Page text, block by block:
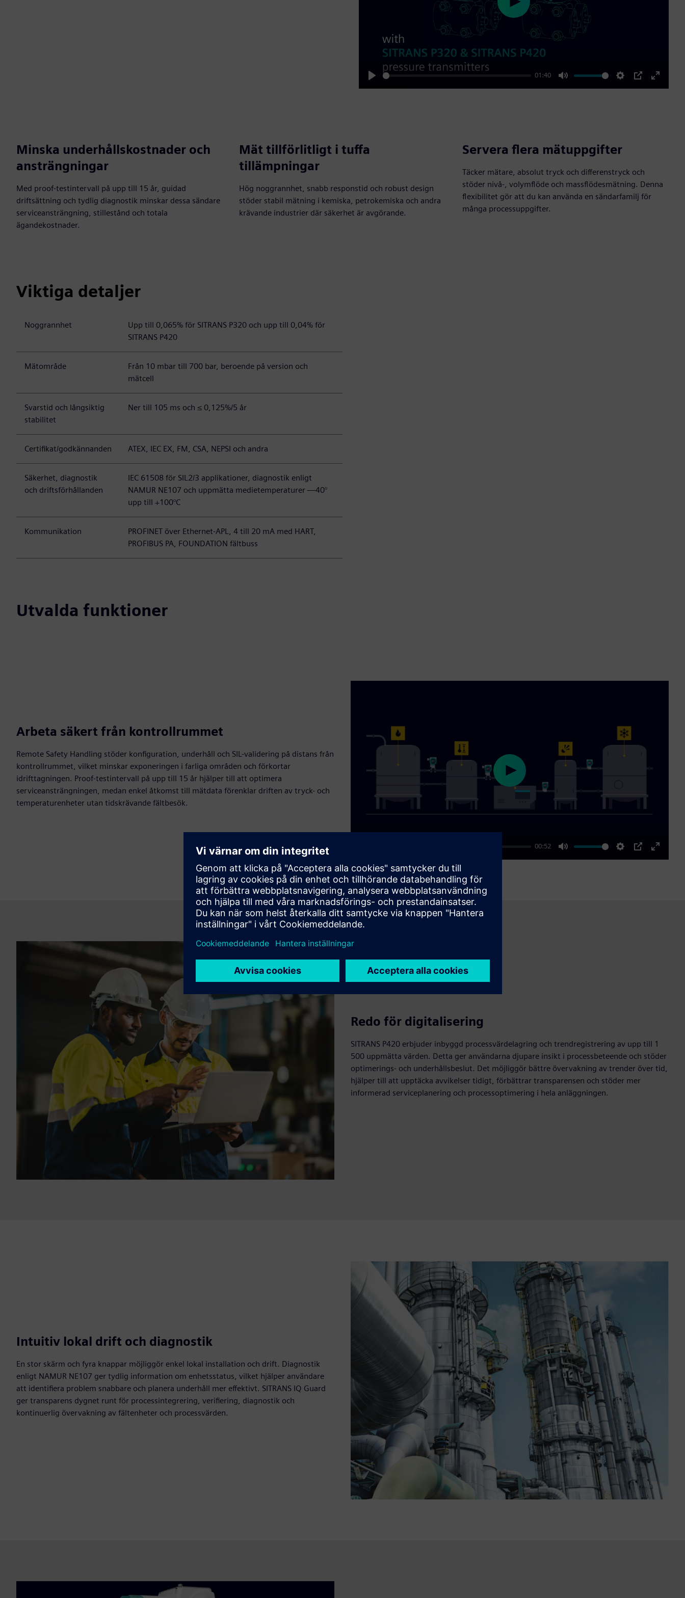
Play
01:40
Mute Settings
PIP
Enter
Play
Minska underhållskostnader och
ansträngningar
Med proof-testintervall på upp till 15 år, guidad
driftsättning och tydlig diagnostik minskar dessa sändare
serviceansträngning, stillestånd och totala
ägandekostnader.
Mät tillförlitligt i tuffa
tillämpningar
Hög noggrannhet, snabb responstid och robust design
stöder stabil mätning i kemiska, petrokemiska och andra
krävande industrier där säkerhet är avgörande.
Servera flera mätuppgifter
Täcker mätare, absolut tryck och differenstryck och
stöder nivå-, volymflöde och massflödesmätning. Denna
flexibilitet gör att du kan använda en sändarfamilj för
många processuppgifter.
Viktiga detaljer
Noggrannhet
Upp till 0,065% för SITRANS P320 och upp till 0,04% för
SITRANS P420
Mätområde
Från 10 mbar till 700 bar, beroende på version och
mätcell
Svarstid och långsiktig
stabilitet
Ner till 105 ms och ≤ 0,125%/5 år
Certifikat/godkännanden ATEX, IEC EX, FM, CSA, NEPSI och andra
Säkerhet, diagnostik
och driftsförhållanden
IEC 61508 för SIL2/3 applikationer, diagnostik enligt
NAMUR NE107 och uppmätta medietemperaturer —40°
upp till +100°C
Kommunikation
PROFINET över Ethernet-APL, 4 till 20 mA med HART,
PROFIBUS PA, FOUNDATION fältbuss
Utvalda funktioner
Arbeta säkert från kontrollrummet
Remote Safety Handling stöder konfiguration, underhåll och SIL-validering på distans från
kontrollrummet, vilket minskar exponeringen i farliga områden och förkortar
idrifttagningen. Proof-testintervall på upp till 15 år hjälper till att optimera
serviceansträngningen, medan enkel åtkomst till mätdata förenklar driften av tryck- och
temperaturenheter utan tidskrävande fältbesök.
00:52
Mute Settings
PIP
Enter
Play
Redo för digitalisering
SITRANS P420 erbjuder inbyggd processvärdelagring och trendregistrering av upp till 1
500 uppmätta värden. Detta ger användarna djupare insikt i processbeteende och stöder
optimerings- och underhållsbeslut. Det möjliggör bättre övervakning av trender över tid,
hjälper till att upptäcka avvikelser tidigt, förbättrar transparensen och stöder mer
informerad serviceplanering och processoptimering i hela anläggningen.
Intuitiv lokal drift och diagnostik
En stor skärm och fyra knappar möjliggör enkel lokal installation och drift. Diagnostik
enligt NAMUR NE107 ger tydlig information om enhetsstatus, vilket hjälper användare
att identifiera problem snabbare och planera underhåll mer effektivt. SITRANS IQ Guard
ger transparens dygnet runt för processintegrering, verifiering, diagnostik och
kontinuerlig övervakning av fältenheter och processvärden.